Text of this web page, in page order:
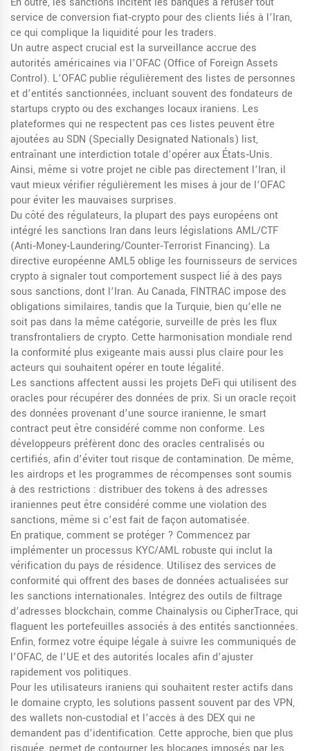
service de conversion fiat‑crypto pour des clients liés à l’Iran,
ce qui complique la liquidité pour les traders.
Un autre aspect crucial est la surveillance accrue des
autorités américaines via l’OFAC (Office of Foreign Assets
Control). L’OFAC publie régulièrement des listes de personnes
et d’entités sanctionnées, incluant souvent des fondateurs de
startups crypto ou des exchanges locaux iraniens. Les
plateformes qui ne respectent pas ces listes peuvent être
ajoutées au SDN (Specially Designated Nationals) list,
entraînant une interdiction totale d’opérer aux États‑Unis.
Ainsi, même si votre projet ne cible pas directement l’Iran, il
vaut mieux vérifier régulièrement les mises à jour de l’OFAC
pour éviter les mauvaises surprises.
Du côté des régulateurs, la plupart des pays européens ont
intégré les sanctions Iran dans leurs législations AML/CTF
(Anti‑Money‑Laundering/Counter‑Terrorist Financing). La
directive européenne AML5 oblige les fournisseurs de services
crypto à signaler tout comportement suspect lié à des pays
sous sanctions, dont l’Iran. Au Canada, FINTRAC impose des
obligations similaires, tandis que la Turquie, bien qu’elle ne
soit pas dans la même catégorie, surveille de près les flux
transfrontaliers de crypto. Cette harmonisation mondiale rend
la conformité plus exigeante mais aussi plus claire pour les
acteurs qui souhaitent opérer en toute légalité.
Les sanctions affectent aussi les projets DeFi qui utilisent des
oracles pour récupérer des données de prix. Si un oracle reçoit
des données provenant d’une source iranienne, le smart
contract peut être considéré comme non conforme. Les
développeurs préfèrent donc des oracles centralisés ou
certifiés, afin d’éviter tout risque de contamination. De même,
les airdrops et les programmes de récompenses sont soumis
à des restrictions : distribuer des tokens à des adresses
iraniennes peut être considéré comme une violation des
sanctions, même si c’est fait de façon automatisée.
En pratique, comment se protéger ? Commencez par
implémenter un processus KYC/AML robuste qui inclut la
vérification du pays de résidence. Utilisez des services de
conformité qui offrent des bases de données actualisées sur
les sanctions internationales. Intégrez des outils de filtrage
d’adresses blockchain, comme Chainalysis ou CipherTrace, qui
flaguent les portefeuilles associés à des entités sanctionnées.
Enfin, formez votre équipe légale à suivre les communiqués de
l’OFAC, de l’UE et des autorités locales afin d’ajuster
rapidement vos politiques.
Pour les utilisateurs iraniens qui souhaitent rester actifs dans
le domaine crypto, les solutions passent souvent par des VPN,
des wallets non‑custodial et l’accès à des DEX qui ne
demandent pas d’identification. Cette approche, bien que plus